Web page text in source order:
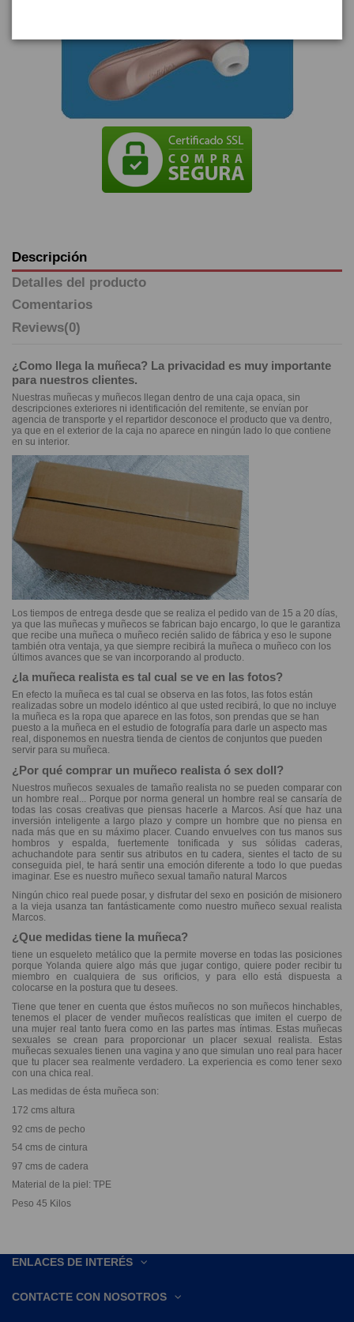
Descripción
Detalles del producto
Comentarios
Reviews(0)
¿Como llega la muñeca? La privacidad es muy importante
para nuestros clientes.
Nuestras muñecas y muñecos llegan dentro de una caja opaca, sin
descripciones exteriores ni identificación del remitente, se envían por
agencia de transporte y el repartidor desconoce el producto que va dentro,
ya que en el exterior de la caja no aparece en ningún lado lo que contiene
en su interior.
Los tiempos de entrega desde que se realiza el pedido van de 15 a 20 días,
ya que las muñecas y muñecos se fabrican bajo encargo, lo que le garantiza
que recibe una muñeca o muñeco recién salido de fábrica y eso le supone
también otra ventaja, ya que siempre recibirá la muñeca o muñeco con los
últimos avances que se van incorporando al producto.
¿la muñeca realista es tal cual se ve en las fotos?
En efecto la muñeca es tal cual se observa en las fotos, las fotos están
realizadas sobre un modelo idéntico al que usted recibirá, lo que no incluye
la muñeca es la ropa que aparece en las fotos, son prendas que se han
puesto a la muñeca en el estudio de fotografía para darle un aspecto mas
real, disponemos en nuestra tienda de cientos de conjuntos que pueden
servir para su muñeca.
¿Por qué comprar un muñeco realista ó sex doll?
Nuestros muñecos sexuales de tamaño realista no se pueden comparar con
un hombre real... Porque por norma general un hombre real se cansaría de
todas las cosas creativas que piensas hacerle a Marcos. Así que haz una
inversión inteligente a largo plazo y compre un hombre que no piensa en
nada más que en su máximo placer. Cuando envuelves con tus manos sus
hombros y espalda, fuertemente tonificada y sus sólidas caderas,
achuchandote para sentir sus atributos en tu cadera, sientes el tacto de su
conseguida piel, te hará sentir una emoción diferente a todo lo que puedas
imaginar. Ese es nuestro muñeco sexual tamaño natural Marcos
Ningún chico real puede posar, y disfrutar del sexo en posición de misionero
a la vieja usanza tan fantásticamente como nuestro muñeco sexual realista
Marcos.
¿Que medidas tiene la muñeca?
tiene un esqueleto metálico que la permite moverse en todas las posiciones
porque Yolanda quiere algo más que jugar contigo, quiere poder recibir tu
miembro en cualquiera de sus orificios, y para ello está dispuesta a
colocarse en la postura que tu desees.
Tiene que tener en cuenta que éstos muñecos no son muñecos hinchables,
tenemos el placer de vender muñecos realísticas que imiten el cuerpo de
una mujer real tanto fuera como en las partes mas íntimas. Estas muñecas
sexuales se crean para proporcionar un placer sexual realista. Estas
muñecas sexuales tienen una vagina y ano que simulan uno real para hacer
que tu placer sea realmente verdadero. La experiencia es como tener sexo
con una chica real.
Las medidas de ésta muñeca son:
172 cms altura
92 cms de pecho
54 cms de cintura
97 cms de cadera
Material de la piel: TPE
Peso 45 Kilos
ENLACES DE INTERÉS
CONTACTE CON NOSOTROS